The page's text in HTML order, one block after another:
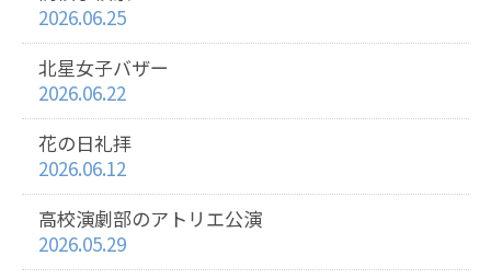
2026.06.25
北星女子バザー
2026.06.22
花の日礼拝
2026.06.12
高校演劇部のアトリエ公演
2026.05.29